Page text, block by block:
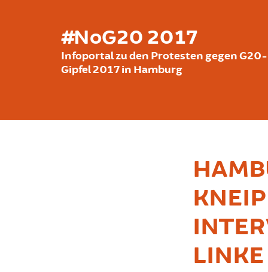
#NoG20 2017
Infoportal zu den Protesten gegen G20-
Gipfel 2017 in Hamburg
LINKE